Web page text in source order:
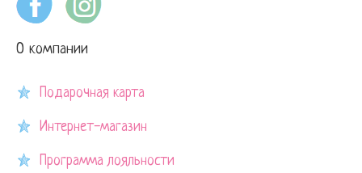
О компании
Подарочная карта
Интернет-магазин
Программа лояльности